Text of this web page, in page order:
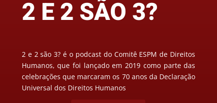
2 E 2 SÃO 3?
2 e 2 são 3? é o podcast do Comitê ESPM de Direitos
Humanos, que foi lançado em 2019 como parte das
celebrações que marcaram os 70 anos da Declaração
Universal dos Direitos Humanos